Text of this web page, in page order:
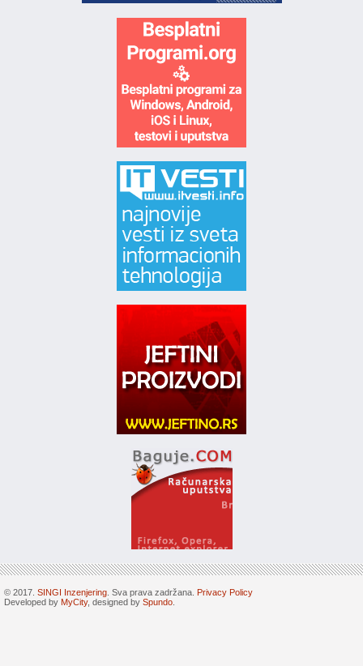
© 2017. SINGI Inzenjering . Sva prava zadržana. Privacy Policy
Developed by MyCity, designed by Spundo